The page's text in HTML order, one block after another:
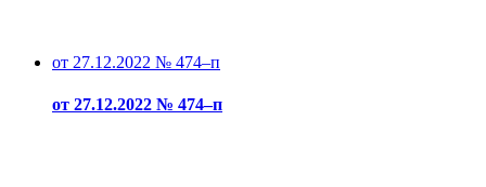
от 27.12.2022 № 474–п
от 27.12.2022 № 474–п